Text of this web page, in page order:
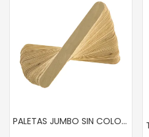
PALETAS JUMBO SIN COLOR 50 UND.